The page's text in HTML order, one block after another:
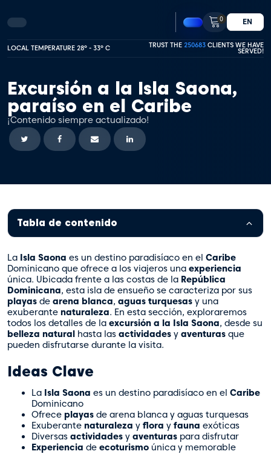
0 EN
LOCAL TEMPERATURE 28º - 33º C TRUST THE 250683 CLIENTS WE HAVE
SERVED!
Excursión a la Isla Saona,
paraíso en el Caribe
¡Contenido siempre actualizado!
Tabla de contenido
La Isla Saona es un destino paradisíaco en el Caribe
Dominicano que ofrece a los viajeros una experiencia
única. Ubicada frente a las costas de la República
Dominicana, esta isla de ensueño se caracteriza por sus
playas de arena blanca, aguas turquesas y una
exuberante naturaleza. En esta sección, exploraremos
todos los detalles de la excursión a la Isla Saona, desde su
belleza natural hasta las actividades y aventuras que
pueden disfrutarse durante la visita.
Ideas Clave
La Isla Saona es un destino paradisíaco en el Caribe
Dominicano
Ofrece playas de arena blanca y aguas turquesas
Exuberante naturaleza y flora y fauna exóticas
Diversas actividades y aventuras para disfrutar
Experiencia de ecoturismo única y memorable